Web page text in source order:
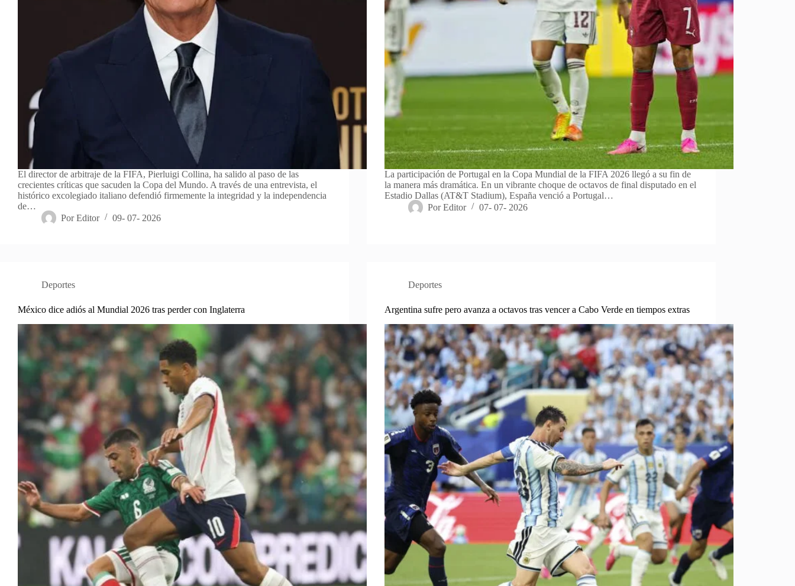
El director de arbitraje de la FIFA, Pierluigi Collina, ha salido al paso de las
crecientes críticas que sacuden la Copa del Mundo. A través de una entrevista, el
histórico excolegiado italiano defendió firmemente la integridad y la independencia
de…
Por Editor 09- 07- 2026
La participación de Portugal en la Copa Mundial de la FIFA 2026 llegó a su fin de
la manera más dramática. En un vibrante choque de octavos de final disputado en el
Estadio Dallas (AT&T Stadium), España venció a Portugal…
Por Editor 07- 07- 2026
Deportes
México dice adiós al Mundial 2026 tras perder con Inglaterra
Deportes
Argentina sufre pero avanza a octavos tras vencer a Cabo Verde en tiempos extras